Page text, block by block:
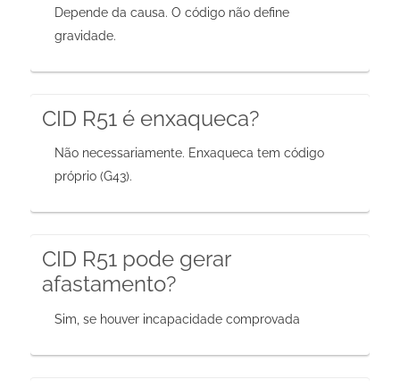
Depende da causa. O código não define
gravidade.
CID R51 é enxaqueca?
Não necessariamente. Enxaqueca tem código
próprio (G43).
CID R51 pode gerar
afastamento?
Sim, se houver incapacidade comprovada